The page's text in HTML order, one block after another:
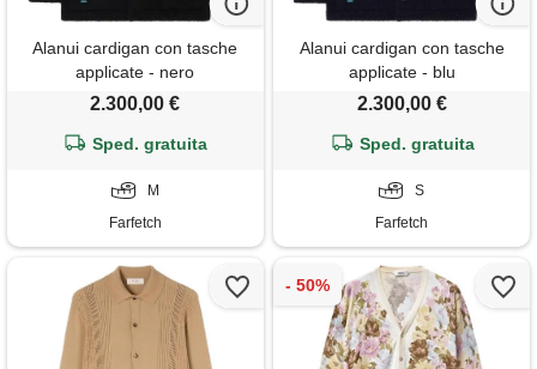
Alanui cardigan con tasche
applicate - nero
2.300,00 €
Sped. gratuita
M
Farfetch
Alanui cardigan con tasche
applicate - blu
2.300,00 €
Sped. gratuita
S
Farfetch